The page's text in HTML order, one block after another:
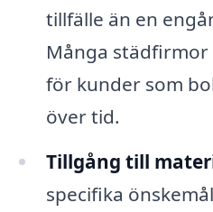
tillfälle än en
Många
för kunder som
över tid.
Tillgång till
specifika